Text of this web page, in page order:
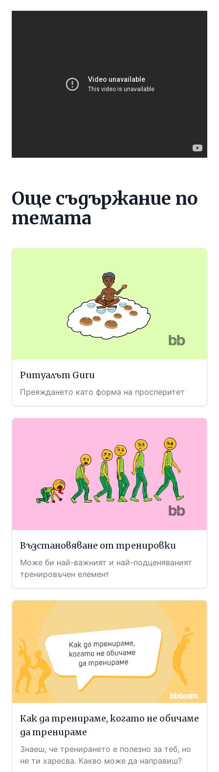
Още съдържание по
темата
Ритуалът Guru
Преяждането като форма на просперитет
Възстановяване от тренировки
Може би най-важният и най-подценяваният
тренировъчен елемент
Как да тренираме, когато не обичаме
да тренираме
Знаеш, че тренирането е полезно за теб, но
не ти харесва. Какво може да направиш?